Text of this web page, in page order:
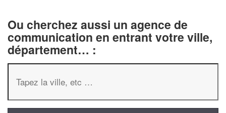
Ou cherchez aussi un agence de
communication en entrant votre ville,
département… :